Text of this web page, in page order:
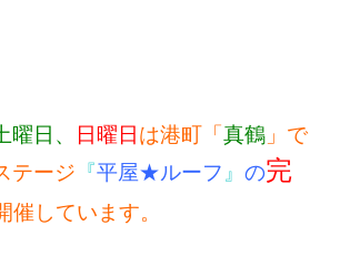
曜日、 日曜日 は港町「 真鶴 」で
テージ 『平屋★ルーフ 』 の完
催しています。